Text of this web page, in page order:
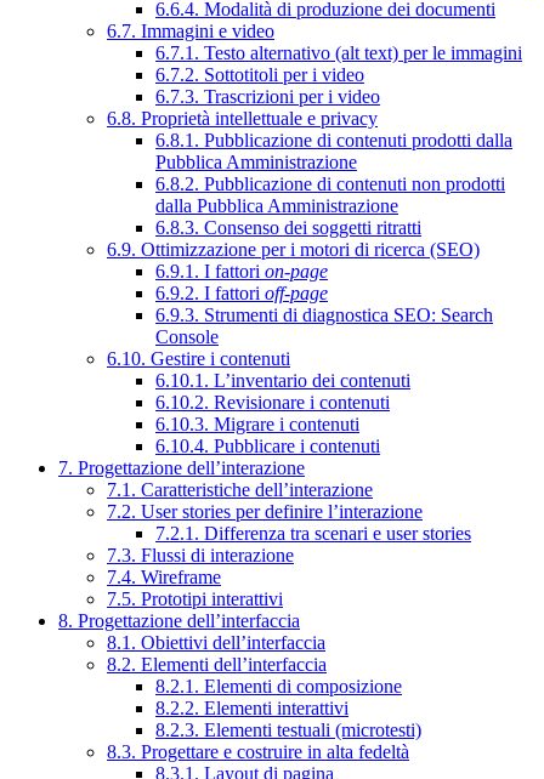
6.6.4. Modalità di produzione dei documenti
6.7. Immagini e video
6.7.1. Testo alternativo (alt text) per le immagini
6.7.2. Sottotitoli per i video
6.7.3. Trascrizioni per i video
6.8. Proprietà intellettuale e privacy
6.8.1. Pubblicazione di contenuti prodotti dalla
Pubblica Amministrazione
6.8.2. Pubblicazione di contenuti non prodotti
dalla Pubblica Amministrazione
6.8.3. Consenso dei soggetti ritratti
6.9. Ottimizzazione per i motori di ricerca (SEO)
6.9.1. I fattori on-page
6.9.2. I fattori off-page
6.9.3. Strumenti di diagnostica SEO: Search
Console
6.10. Gestire i contenuti
6.10.1. L’inventario dei contenuti
6.10.2. Revisionare i contenuti
6.10.3. Migrare i contenuti
6.10.4. Pubblicare i contenuti
7. Progettazione dell’interazione
7.1. Caratteristiche dell’interazione
7.2. User stories per definire l’interazione
7.2.1. Differenza tra scenari e user stories
7.3. Flussi di interazione
7.4. Wireframe
7.5. Prototipi interattivi
8. Progettazione dell’interfaccia
8.1. Obiettivi dell’interfaccia
8.2. Elementi dell’interfaccia
8.2.1. Elementi di composizione
8.2.2. Elementi interattivi
8.2.3. Elementi testuali (microtesti)
8.3. Progettare e costruire in alta fedeltà
8.3.1. Layout di pagina